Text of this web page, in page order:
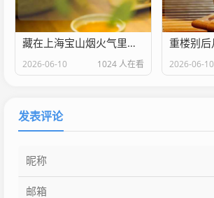
藏在上海宝山烟火气里的家门口好医院 上海大场医院是几级医院
2026-06-10 1024 人在看 2026-06-10
发表评论